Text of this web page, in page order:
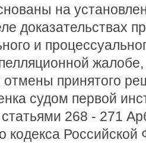
на
доказательствах
и
жалобе,
принятого
судом первой
статьями 268 - 271
кодекса